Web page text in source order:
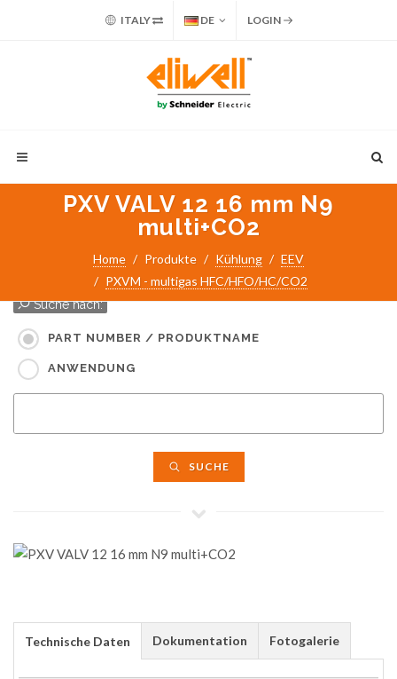
ITALY DE LOGIN
PXV VALV 12 16 mm N9
multi+CO2
Home Produkte Kühlung
EEV
PXVM - multigas HFC/HFO/HC/CO2
Suche nach:
PART NUMBER / PRODUKTNAME
ANWENDUNG
SUCHE
Technische Daten Dokumentation Fotogalerie